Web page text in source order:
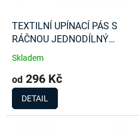
TEXTILNÍ UPÍNACÍ PÁS S
RÁČNOU JEDNODÍLNÝ
4000Kg
Skladem
od 296 Kč
DETAIL